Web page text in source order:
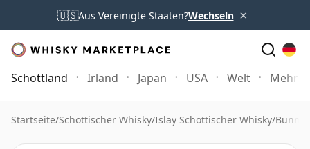
🇺🇸Aus Vereinigte Staaten?Wechseln ×
Schottland Irland Japan USA Welt Mehr
Startseite/Schottischer Whisky/Islay Schottischer Whisky/